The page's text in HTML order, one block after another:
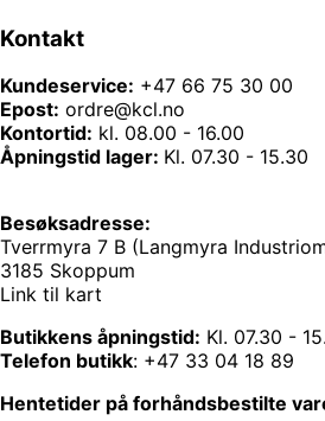
Kontakt
Kundeservice: +47 66 75 30 00
Epost: ordre@kcl.no
Kontortid: kl. 08.00 - 16.00
Åpningstid lager: Kl. 07.30 - 15.30
Besøksadresse:
Tverrmyra 7 B (Langmyra
3185 Skoppum
Link til kart
Butikkens åpningstid: Kl. 07.30 -
Telefon butikk: +47 33 04 18 89
Hentetider på forhåndsbestilte